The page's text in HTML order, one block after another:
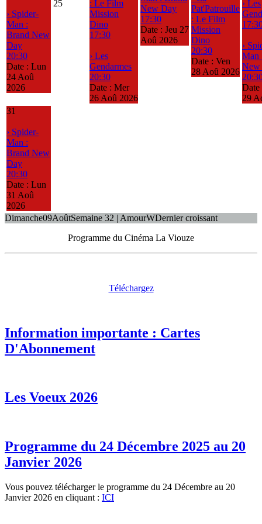
› Spider-
Man :
Brand New
Day
20:30
Date : Lun
24 Aoû
2026
25
: Le Film
Mission
Dino
17:30
› Les
Gendarmes
20:30
Date : Mer
26 Aoû 2026
New Day
17:30
Date : Jeu 27
Aoû 2026
Pat'Patrouille
: Le Film
Mission
Dino
20:30
Date : Ven
28 Aoû 2026
› Les
›
Man
New
29
31
› Spider-
Man :
Brand New
Day
20:30
Date : Lun
31 Aoû
2026
Dimanche09AoûtSemaine 32 | AmourWDernier croissant
Programme du Cinéma La Viouze
Téléchargez
Information importante : Cartes
D'Abonnement
Les Voeux 2026
Programme du 24 Décembre 2025 au 20
Janvier 2026
Vous pouvez télécharger le programme du 24 Décembre au 20
Janvier 2026 en cliquant : ICI